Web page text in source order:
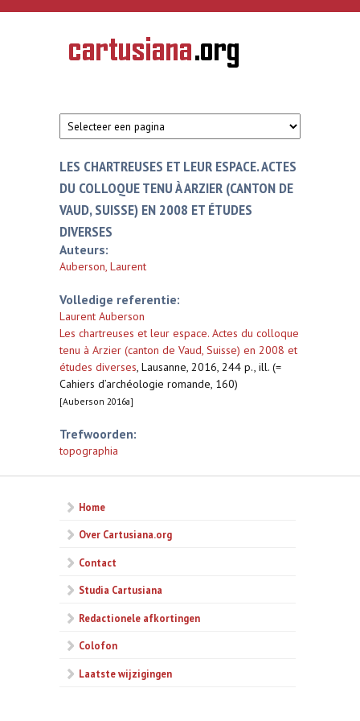
Overslaan en naar de inhoud gaan
CARTUSIANA
Geschiedenis
van de
LES CHARTREUSES ET LEUR ESPACE. ACTES
DU COLLOQUE TENU À ARZIER (CANTON DE
VAUD, SUISSE) EN 2008 ET ÉTUDES
DIVERSES
Auteurs:
Auberson, Laurent
Volledige referentie:
Laurent Auberson
Les chartreuses et leur espace. Actes du colloque
tenu à Arzier (canton de Vaud, Suisse) en 2008 et
études diverses, Lausanne, 2016, 244 p., ill. (=
Cahiers d’archéologie romande, 160)
[Auberson 2016a]
Trefwoorden:
topographia
Home
Over Cartusiana.org
Contact
Studia Cartusiana
Redactionele afkortingen
Colofon
Laatste wijzigingen